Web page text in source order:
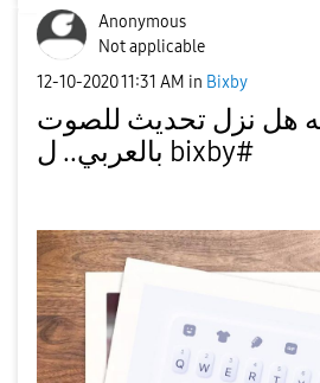
Anonymous
Not applicable
‎12-10-202011:31 AM in Bixby
هل نزل تحديث للصوت
بالعربي.. ل bixby#